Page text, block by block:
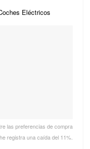
Eléctricos
las preferencias de compra
registra una caída del 11%.